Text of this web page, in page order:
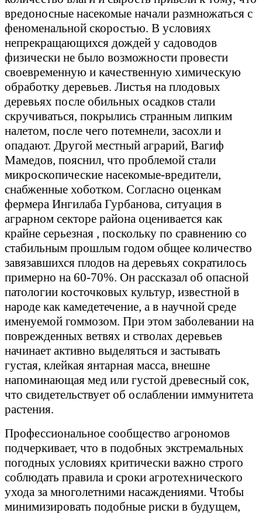
вредоносные насекомые начали размножаться с
феноменальной скоростью. В условиях
непрекращающихся дождей у садоводов
физически не было возможности провести
своевременную и качественную химическую
обработку деревьев. Листья на плодовых
деревьях после обильных осадков стали
скручиваться, покрылись странным липким
налетом, после чего потемнели, засохли и
опадают. Другой местный аграрий, Вагиф
Мамедов, пояснил, что проблемой стали
микроскопические насекомые-вредители,
снабженные хоботком. Согласно оценкам
фермера Ингилаба Гурбанова, ситуация в
аграрном секторе района оценивается как
крайне серьезная , поскольку по сравнению со
стабильным прошлым годом общее количество
завязавшихся плодов на деревьях сократилось
примерно на 60-70%. Он рассказал об опасной
патологии косточковых культур, известной в
народе как камедетечение, а в научной среде
именуемой гоммозом. При этом заболевании на
поврежденных ветвях и стволах деревьев
начинает активно выделяться и застывать
густая, клейкая янтарная масса, внешне
напоминающая мед или густой древесный сок,
что свидетельствует об ослаблении иммунитета
растения.
Профессиональное сообщество агрономов
подчеркивает, что в подобных экстремальных
погодных условиях критически важно строго
соблюдать правила и сроки агротехнического
ухода за многолетними насаждениями. Чтобы
минимизировать подобные риски в будущем,